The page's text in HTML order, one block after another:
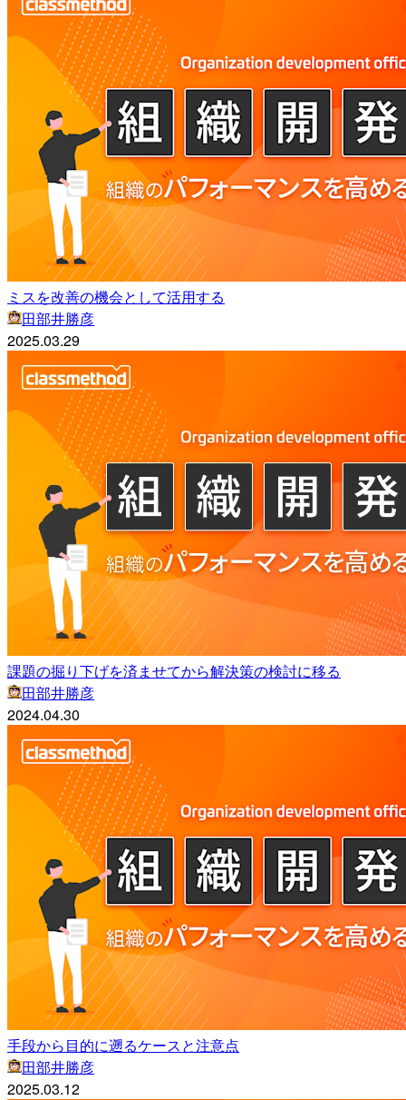
ミスを改善の機会として活用する
田部井勝彦
2025.03.29
課題の掘り下げを済ませてから解決策の検討に移る
田部井勝彦
2024.04.30
手段から目的に遡るケースと注意点
田部井勝彦
2025.03.12